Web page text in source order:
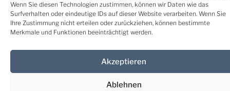
Wenn Sie diesen Technologien zustimmen, können wir Daten wie das
Surfverhalten oder eindeutige IDs auf dieser Website verarbeiten. Wenn Sie
Ihre Zustimmung nicht erteilen oder zurückziehen, können bestimmte
Merkmale und Funktionen beeinträchtigt werden.
Akzeptieren
Ablehnen
Unter dem Motto „Willkommen im Jahr 2055“ fand am
11. und 12. Juni 2025 in St. Veit/Glan ein
zweitägiger Visions-Workshop im Rahmen des von der
FFG geförderten Sondierungprojekts ESG-
STADTLABOR statt.
Lesen Sie mehr >